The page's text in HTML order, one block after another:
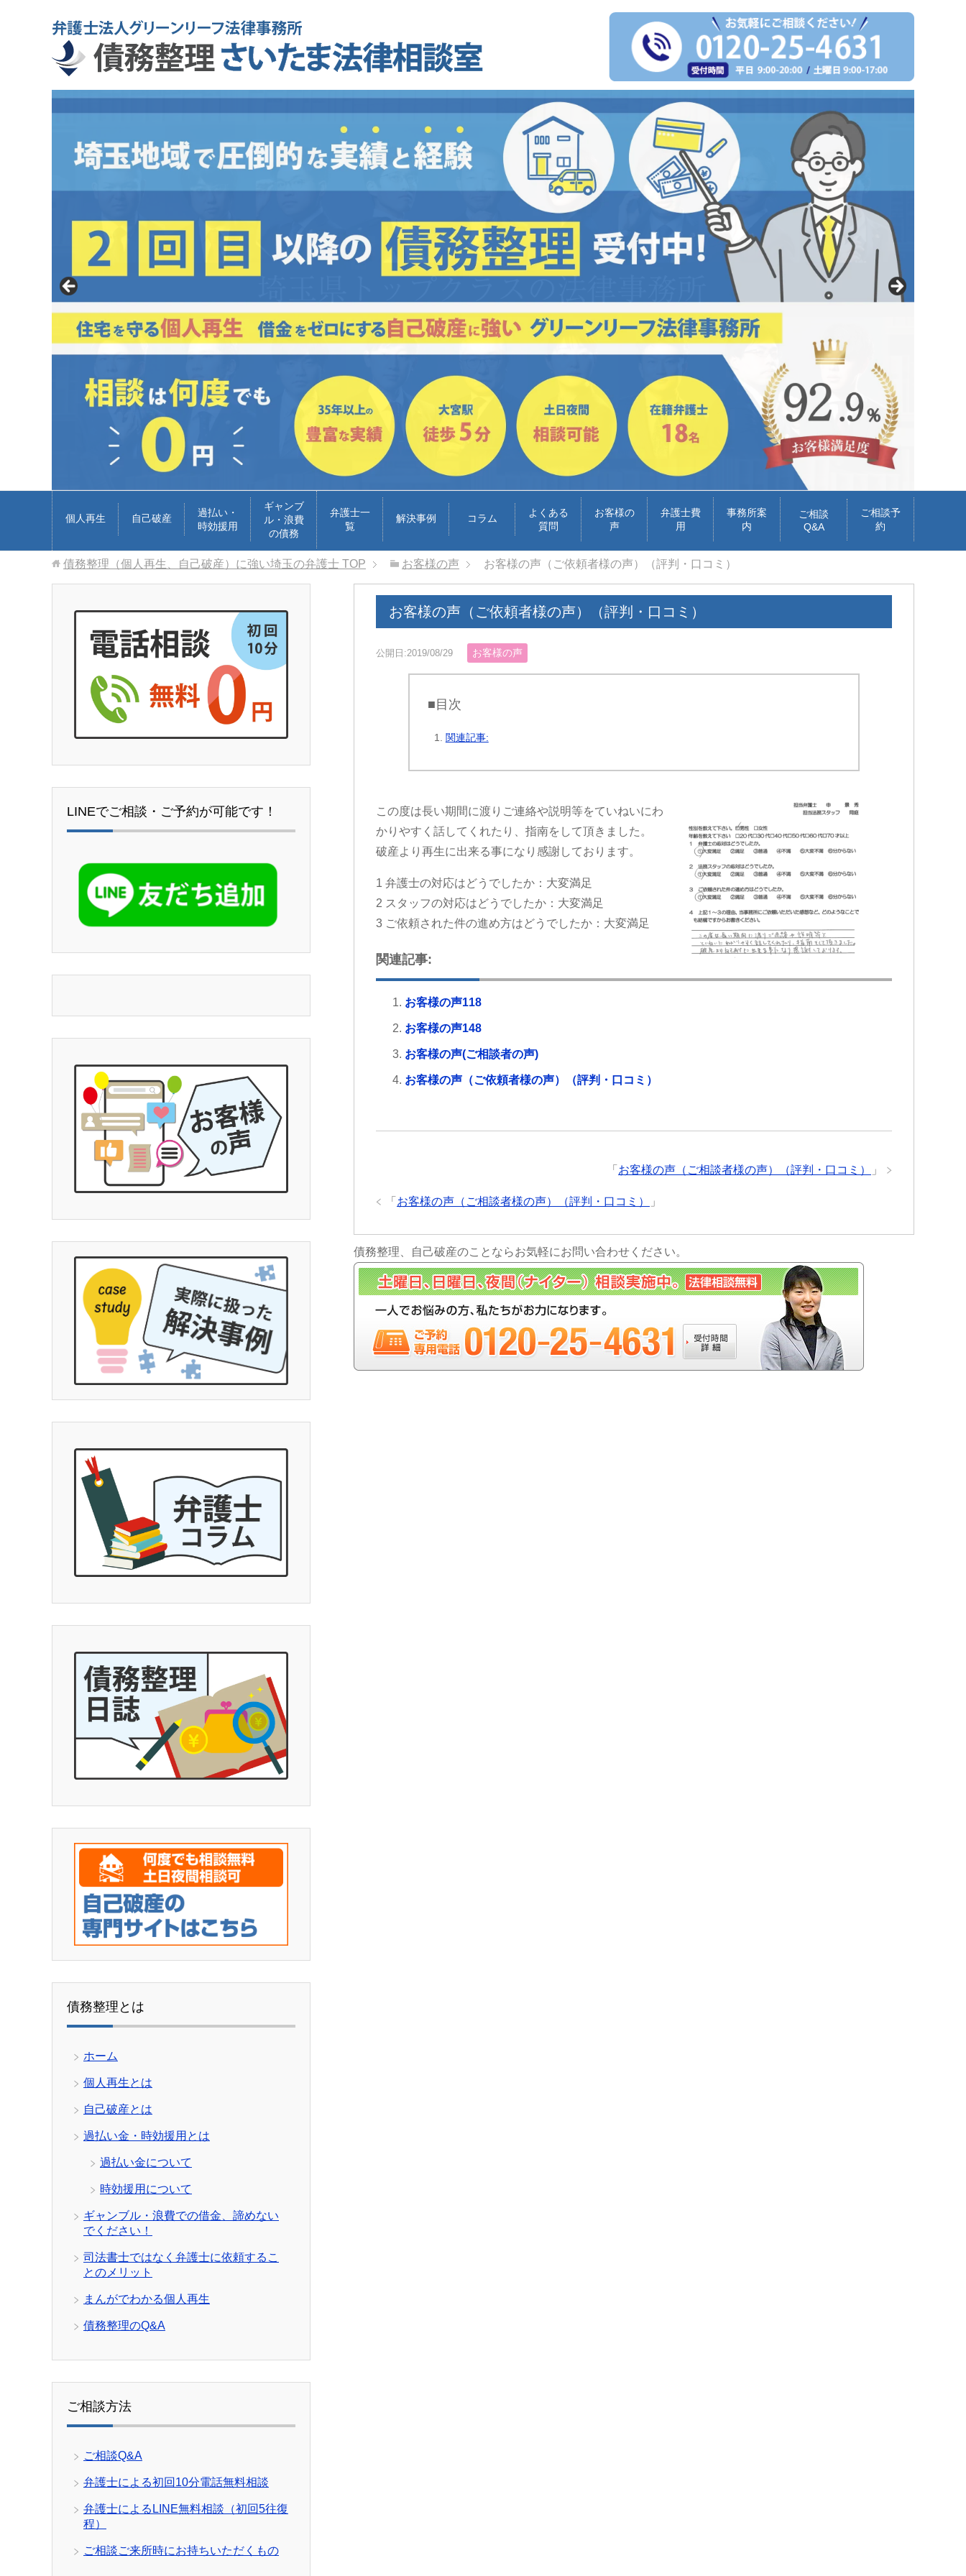
個人再生 自己破産
過払い・
時効援用
ギャンブ
ル・浪費
の債務
弁護士一
覧
解決事例 コラム
よくある
質問
お客様の
声
弁護士費
用
事務所案
内
ご相談
Q&A
ご相談予
約
債務整理（個人再生、自己破産）に強い埼玉の弁護士 TOP お客様の声 お客様の声（ご依頼者様の声）（評判・口コミ）
お客様の声（ご依頼者様の声）（評判・口コミ）
公開日:2019/08/29 お客様の声
■目次
関連記事:
この度は長い期間に渡りご連絡や説明等をていねいにわ
かりやすく話してくれたり、指南をして頂きました。
破産より再生に出来る事になり感謝しております。
1 弁護士の対応はどうでしたか：大変満足
2 スタッフの対応はどうでしたか：大変満足
3 ご依頼された件の進め方はどうでしたか：大変満足
関連記事:
お客様の声118
お客様の声148
お客様の声(ご相談者の声)
お客様の声（ご依頼者様の声）（評判・口コミ）
「 お客様の声（ご相談者様の声）（評判・口コミ） 」
「 お客様の声（ご相談者様の声）（評判・口コミ） 」
債務整理、自己破産のことならお気軽にお問い合わせください。
LINEでご相談・ご予約が可能です！
債務整理とは
ホーム
個人再生とは
自己破産とは
過払い金・時効援用とは
過払い金について
時効援用について
ギャンブル・浪費での借金、諦めない
でください！
司法書士ではなく弁護士に依頼するこ
とのメリット
まんがでわかる個人再生
債務整理のQ&A
ご相談方法
ご相談Q&A
弁護士による初回10分電話無料相談
弁護士によるLINE無料相談（初回5往復
程）
ご相談ご来所時にお持ちいただくもの